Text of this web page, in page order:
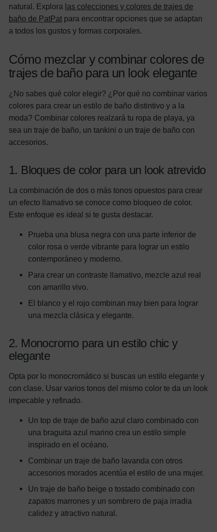
natural. Explora las colecciones y colores de trajes de
baño de PatPat para encontrar opciones que se adaptan
a todos los gustos y formas corporales.
Cómo mezclar y combinar colores de
trajes de baño para un look elegante
¿No sabes qué color elegir? ¿Por qué no combinar varios
colores para crear un estilo de baño distintivo y a la
moda? Combinar colores realzará tu ropa de playa, ya
sea un traje de baño, un tankini o un traje de baño con
accesorios.
1. Bloques de color para un look atrevido
La combinación de dos o más tonos opuestos para crear
un efecto llamativo se conoce como bloqueo de color.
Este enfoque es ideal si te gusta destacar.
Prueba una blusa negra con una parte inferior de
color rosa o verde vibrante para lograr un estilo
contemporáneo y moderno.
Para crear un contraste llamativo, mezcle azul real
con amarillo vivo.
El blanco y el rojo combinan muy bien para lograr
una mezcla clásica y elegante.
2. Monocromo para un estilo chic y
elegante
Opta por lo monocromático si buscas un estilo elegante y
con clase. Usar varios tonos del mismo color te da un look
impecable y refinado.
Un top de traje de baño azul claro combinado con
una braguita azul marino crea un estilo simple
inspirado en el océano.
Combinar un traje de baño lavanda con otros
accesorios morados acentúa el estilo de una mujer.
Un traje de baño beige o tostado combinado con
zapatos marrones y un sombrero de paja irradia
calidez y atractivo natural.